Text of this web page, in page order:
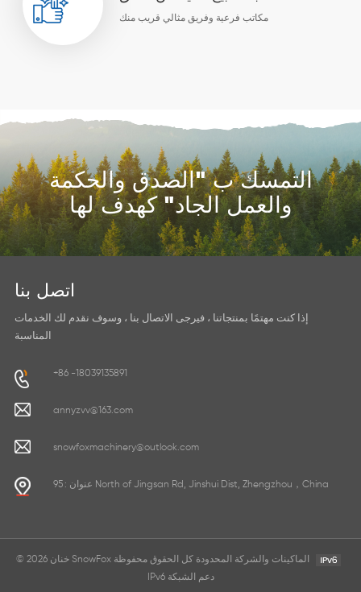
مكاتب فرعية وفريق مثالي قريب منك
التمسك ب "الصدق والحكمة
والعمل الجاد" كهدف لها
اتصل بنا
إذا كنت مهتمًا بمنتجاتنا ، فيرجى الاتصال بنا ، وسوف نقدم لك الخدمات
المناسبة
+86 -18039135891
annyzvv@163.com
snowfoxmachinery@outlook.com
عنوان : 95 North of Jingsan Rd, Jinshui Dist, Zhengzhou，China
IPv6 دعم الشبكة